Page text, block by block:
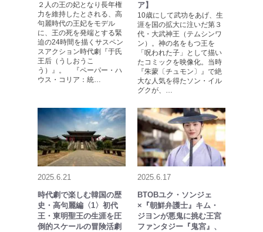
２人の王の妃となり長年権
力を維持したとされる、高
句麗時代の王妃をモデル
に、王の死を発端とする緊
迫の24時間を描くサスペン
スアクション時代劇『于氏
王后（うしおうこ
う）』。 『ペーパー・ハ
ウス・コリア：統…
ア】
10歳にして武功をあげ、生
涯を国の拡大に注いだ第３
代・大武神王（テムシンワ
ン）。神の名をもつ王を
「呪われた子」として描い
たコミックを映像化。当時
『朱蒙〔チュモン〕』で絶
大な人気を得たソン・イル
グクが、…
2025.6.21
時代劇で楽しむ韓国の歴
史・高句麗編〈1〉初代
王・東明聖王の生涯を圧
倒的スケールの冒険活劇
2025.6.17
BTOBユク・ソンジェ
×『朝鮮弁護士』キム・
ジヨンが悪鬼に挑む王宮
ファンタジー『鬼宮』、